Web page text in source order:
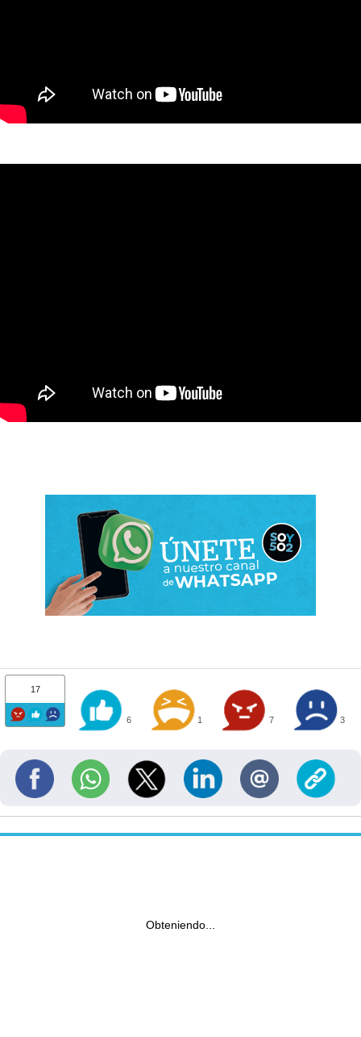
17
6 1 7 3
Obteniendo...